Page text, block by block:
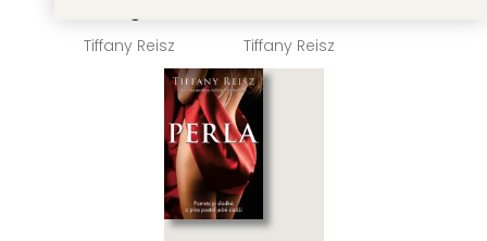
Tiffany Reisz
Tiffany Reisz